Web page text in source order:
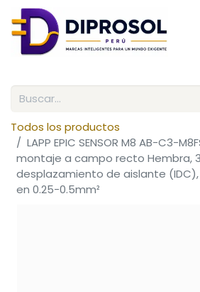
Todos los productos
LAPP EPIC SENSOR M8 AB-C3-
montaje a campo recto Hembra,
desplazamiento de aislante
en 0.25-0.5mm²